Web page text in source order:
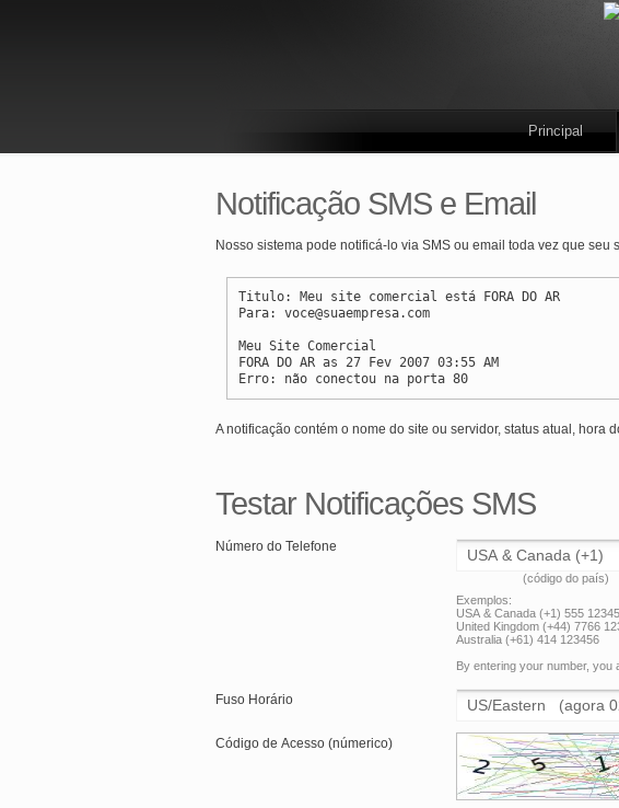
Principal
Notificação SMS e Email
Nosso sistema pode notificá-lo via SMS ou email toda vez que
Titulo: Meu site comercial está FORA DO AR
Para: voce@suaempresa.com
Meu Site Comercial
FORA DO AR as 27 Fev 2007 03:55 AM
Erro: não conectou na porta 80
A notificação contém o nome do site ou servidor, status atual, hora
Testar Notificações SMS
Número do Telefone
(código do país)
Exemplos:
USA & Canada (+1) 555
United Kingdom (+44) 7766
Australia (+61) 414 123456
By entering your number, you
Fuso Horário
Código de Acesso (númerico)